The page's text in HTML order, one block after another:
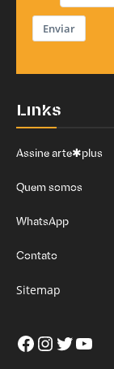
Enviar
Links
Assine arte✱plus
Quem somos
WhatsApp
Contato
Sitemap
Facebook
Instagram
Twitter